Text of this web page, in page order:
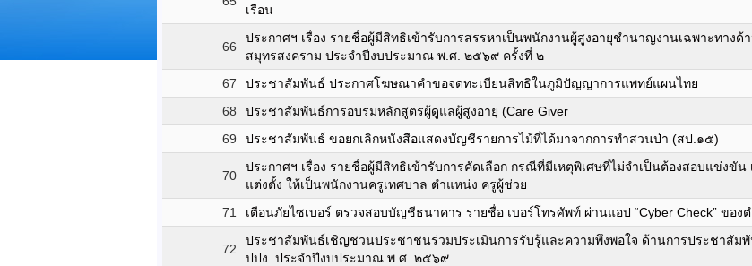
เรือน
66
ประกาศฯ เรื่อง รายชื่อผู้มีสิทธิเข้ารับการสรรหาเป็นพนักงานผู้สูงอายุชำนาญงานเฉพาะทาง
สมุทรสงคราม ประจำปีงบประมาณ พ.ศ. ๒๕๖๙ ครั้งที่ ๒
67 ประชาสัมพันธ์ ประกาศโฆษณาคําขอจดทะเบียนสิทธิในภูมิปัญญาการแพทย์แผนไทย
68
ประชาสัมพันธ์การอบรมหลักสูตรผู้ดูแลผู้สูงอายุ (Care Giver
69
ประชาสัมพันธ์ ขอยกเลิกหนังสือแสดงบัญชีรายการไม้ที่ได้มาจากการทำสวนป่า (สป.๑๕)
70
ประกาศฯ เรื่อง รายชื่อผู้มีสิทธิเข้ารับการคัดเลือก กรณีที่มีเหตุพิเศษที่ไม่จำเป็นต้องสอบแข่งขั
แต่งตั้ง ให้เป็นพนักงานครูเทศบาล ตำแหน่ง ครูผู้ช่วย
71 เตือนภัยไซเบอร์ ตรวจสอบบัญชีธนาคาร รายชื่อ เบอร์โทรศัพท์ ผ่านแอป “Cyber Check” ของต
72
ประชาสัมพันธ์เชิญชวนประชาชนร่วมประเมินการรับรู้และความพึงพอใจ ด้านการประชาสัม
ปปง. ประจำปีงบประมาณ พ.ศ. ๒๕๖๙